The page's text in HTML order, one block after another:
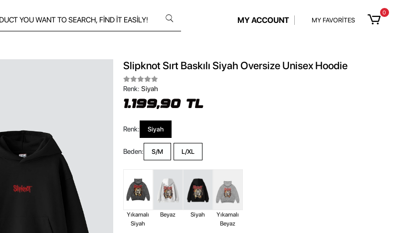
MY ACCOUNT MY FAVORİTES
0
Slipknot Sırt Baskılı Siyah Oversize Unisex Hoodie
Renk: Siyah
1.199,90 TL
Renk: Siyah
Beden: S/M L/XL
Yıkamalı
Siyah
Beyaz Siyah
Yıkamalı
Beyaz